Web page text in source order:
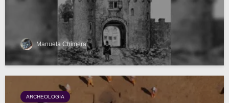
Manuela Chimera
ARCHEOLOGIA